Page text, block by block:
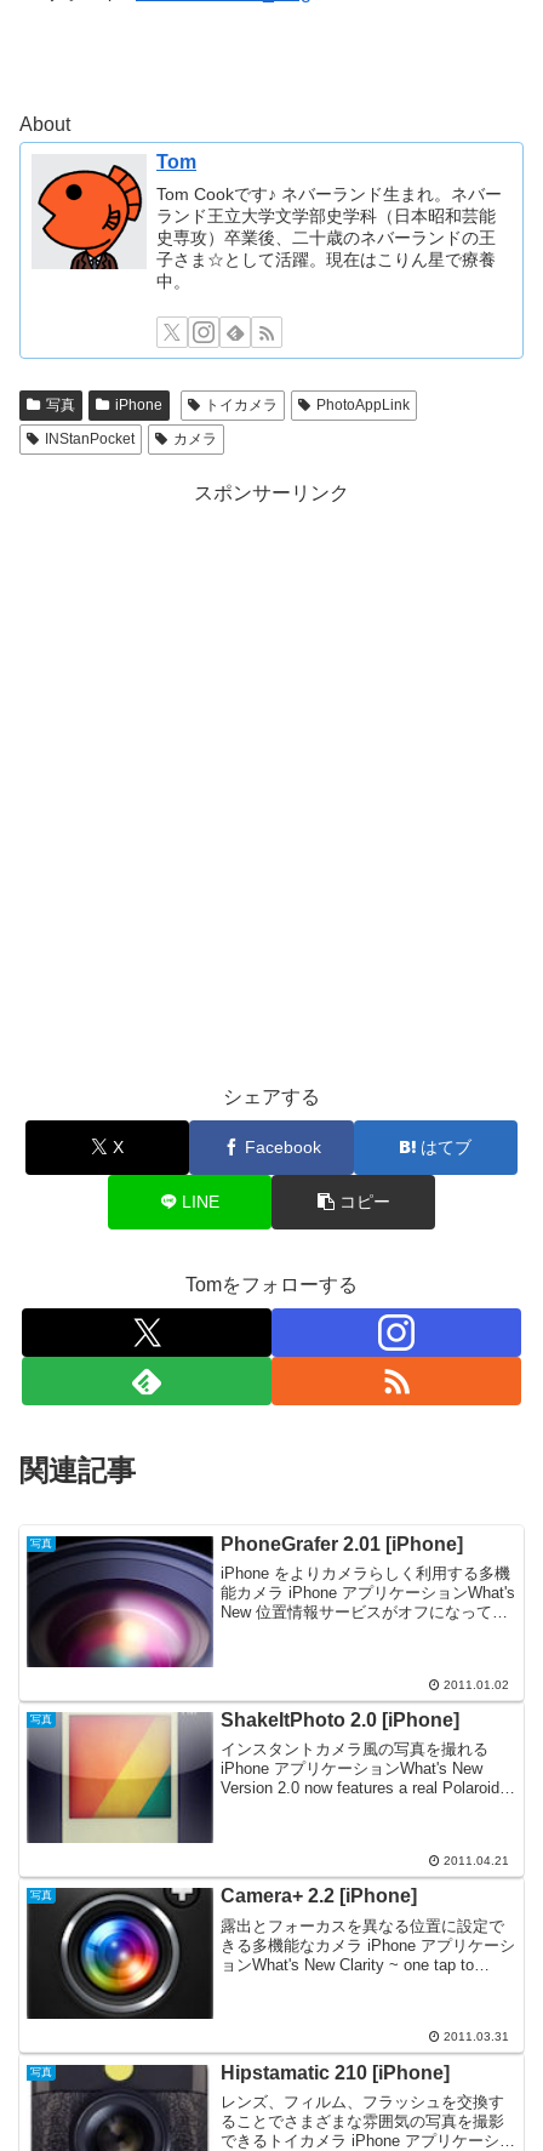
About
Tom
Tom Cookです♪ ネバーランド生まれ。ネバー
ランド王立大学文学部史学科（日本昭和芸能
史専攻）卒業後、二十歳のネバーランドの王
子さま☆として活躍。現在はこりん星で療養
中。
写真 iPhone トイカメラ
PhotoAppLink
INStanPocket
カメラ
スポンサーリンク
シェアする
X Facebook はてブ
LINE コピー
Tomをフォローする
関連記事
写真 PhoneGrafer 2.01 [iPhone]
iPhone をよりカメラらしく利用する多機
能カメラ iPhone アプリケーションWhat's
New 位置情報サービスがオフになってい
2011.01.02
写真 ShakeItPhoto 2.0 [iPhone]
インスタントカメラ風の写真を撮れる
iPhone アプリケーションWhat's New
Version 2.0 now features a real Polaroid
2011.04.21
写真 Camera+ 2.2 [iPhone]
露出とフォーカスを異なる位置に設定で
きる多機能なカメラ iPhone アプリケーシ
ョンWhat's New Clarity ~ one tap to
2011.03.31
写真 Hipstamatic 210 [iPhone]
レンズ、フィルム、フラッシュを交換す
ることでさまざまな雰囲気の写真を撮影
できるトイカメラ iPhone アプリケーショ